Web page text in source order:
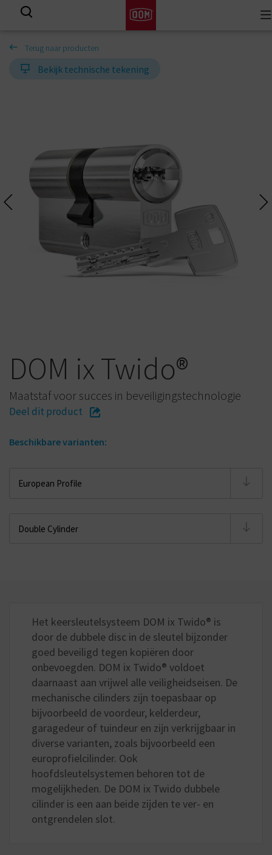
Terug naar producten
Bekijk technische tekening
DOM ix Twido®
Maatstaf voor succes in beveiligingstechnologie
Deel dit product
Beschikbare varianten:
Het keersleutelsysteem DOM ix Twido® is
door de dubbele disc in de sleutel bijzonder
goed beveiligd tegen kopiëren door
onbevoegden. DOM ix Twido® voldoet
daarnaast aan vrijwel alle veiligheidseisen. De
mechanische cilinders zijn toepasbaar op
bijvoorbeeld de voordeur, kelderdeur,
garagedeur of tuindeur en zijn verkrijgbaar in
diverse varianten, zoals bijvoorbeeld een
europrofielcilinder. Ook
hoofdsleutelsystemen behoren tot de
mogelijkheden. De DOM ix Twido dubbele
cilinder is een aan beide zijden te ver- en
ontgrendelen slot.